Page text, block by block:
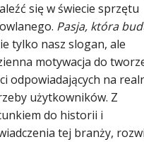
się w świecie sprzętu
Pasja, która
tylko nasz slogan, ale
motywacja do
odpowiadających na
użytkowników. Z
do historii i
tej branży,